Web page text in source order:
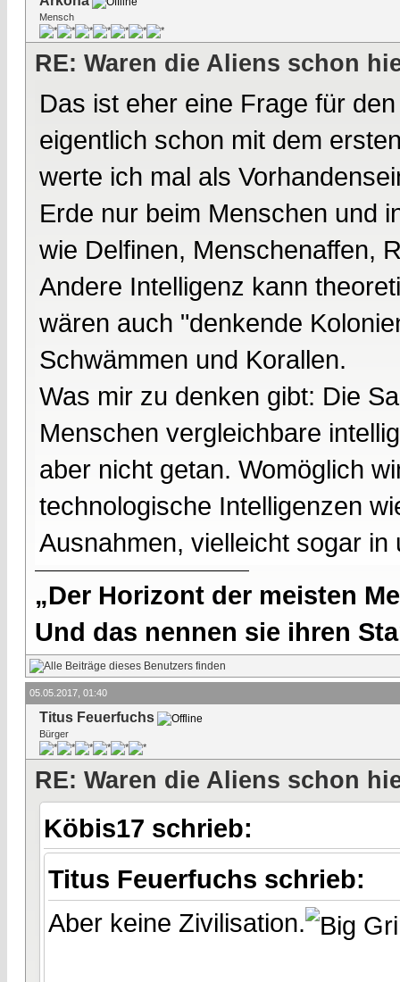
Mensch
RE: Waren die Aliens schon
Das ist eher eine Frage für
eigentlich schon mit dem
werte ich mal als
Erde nur beim Menschen und
wie Delfinen, Menschenaffen,
Andere Intelligenz kann
wären auch "denkende
Schwämmen und Korallen.
Was mir zu denken gibt: Die
Menschen vergleichbare
aber nicht getan. Womöglich
technologische Intelligenzen
Ausnahmen, vielleicht sogar
„Der Horizont der meisten
Und das nennen sie ihren
05.05.2017, 01:40
Titus Feuerfuchs
Bürger
RE: Waren die Aliens schon
Köbis17 schrieb:
Titus Feuerfuchs schrieb:
Aber keine Zivilisation.